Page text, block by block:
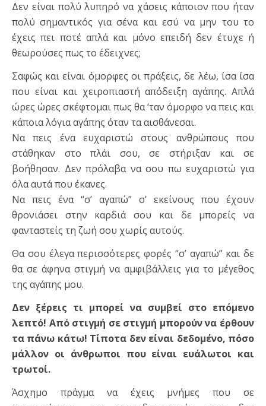
Δεν είναι πολύ λυπηρό να χάσεις κάποιον που ήταν
πολύ σημαντικός για σένα και εσύ να μην του το
έχεις πει ποτέ απλά και μόνο επειδή δεν έτυχε ή
θεωρούσες πως το έδειχνες;
Σαφώς και είναι όμορφες οι πράξεις, δε λέω, ίσα ίσα
που είναι και χειροπιαστή απόδειξη αγάπης. Απλά
ώρες ώρες σκέφτομαι πως θα ‘ταν όμορφο να πεις και
κάποια λόγια αγάπης όταν τα αισθάνεσαι.
Να πεις ένα ευχαριστώ στους ανθρώπους που
στάθηκαν στο πλάι σου, σε στήριξαν και σε
βοήθησαν. Δεν πρόλαβα να σου πω ευχαριστώ για
όλα αυτά που έκανες.
Να πεις ένα “σ’ αγαπώ” σ’ εκείνους που έχουν
θρονιάσει στην καρδιά σου και δε μπορείς να
φανταστείς τη ζωή σου χωρίς αυτούς.
Θα σου έλεγα περισσότερες φορές “σ’ αγαπώ” και δε
θα σε άφηνα στιγμή να αμφιβάλλεις για το μέγεθος
της αγάπης μου.
Δεν ξέρεις τι μπορεί να συμβεί στο επόμενο
λεπτό! Από στιγμή σε στιγμή μπορούν να έρθουν
τα πάνω κάτω! Τίποτα δεν είναι δεδομένο, πόσο
μάλλον οι άνθρωποι που είναι ευάλωτοι και
τρωτοί.
Άσχημο πράγμα να έχεις μνήμες που σε